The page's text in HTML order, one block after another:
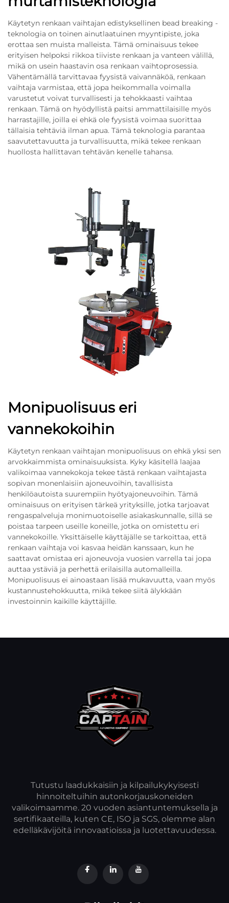
Käytetyn renkaan vaihtajan edistyksellinen bead breaking -
teknologia on toinen ainutlaatuinen myyntipiste, joka
erottaa sen muista malleista. Tämä ominaisuus tekee
erityisen helpoksi rikkoa tiiviste renkaan ja vanteen välillä,
mikä on usein haastavin osa renkaan vaihtoprosessia.
Vähentämällä tarvittavaa fyysistä vaivannäköä, renkaan
vaihtaja varmistaa, että jopa heikommalla voimalla
varustetut voivat turvallisesti ja tehokkaasti vaihtaa
renkaan. Tämä on hyödyllistä paitsi ammattilaisille myös
harrastajille, joilla ei ehkä ole fyysistä voimaa suorittaa
tällaisia tehtäviä ilman apua. Tämä teknologia parantaa
saavutettavuutta ja turvallisuutta, mikä tekee renkaan
huollosta hallittavan tehtävän kenelle tahansa.
Monipuolisuus eri
vannekokoihin
Käytetyn renkaan vaihtajan monipuolisuus on ehkä yksi sen
arvokkaimmista ominaisuuksista. Kyky käsitellä laajaa
valikoimaa vannekokoja tekee tästä renkaan vaihtajasta
sopivan monenlaisiin ajoneuvoihin, tavallisista
henkilöautoista suurempiin hyötyajoneuvoihin. Tämä
ominaisuus on erityisen tärkeä yrityksille, jotka tarjoavat
rengaspalveluja monimuotoiselle asiakaskunnalle, sillä se
poistaa tarpeen useille koneille, jotka on omistettu eri
vannekokoille. Yksittäiselle käyttäjälle se tarkoittaa, että
renkaan vaihtaja voi kasvaa heidän kanssaan, kun he
saattavat omistaa eri ajoneuvoja vuosien varrella tai jopa
auttaa ystäviä ja perhettä erilaisilla automalleilla.
Monipuolisuus ei ainoastaan lisää mukavuutta, vaan myös
kustannustehokkuutta, mikä tekee siitä älykkään
investoinnin kaikille käyttäjille.
Tutustu laadukkaisiin ja kilpailukykyisesti
hinnoiteltuihin autonkorjauskoneiden
valikoimaamme. 20 vuoden asiantuntemuksella ja
sertifikaateilla, kuten CE, ISO ja SGS, olemme alan
edelläkävijöitä innovaatioissa ja luotettavuudessa.